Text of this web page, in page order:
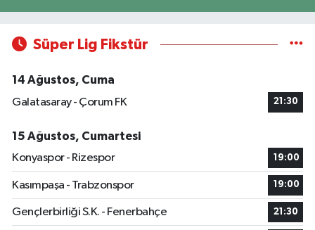
Süper Lig Fikstür
14 Ağustos, Cuma
Galatasaray - Çorum FK
21:30
15 Ağustos, Cumartesi
Konyaspor - Rizespor
19:00
Kasımpaşa - Trabzonspor 19:00
Gençlerbirliği S.K. - Fenerbahçe 21:30